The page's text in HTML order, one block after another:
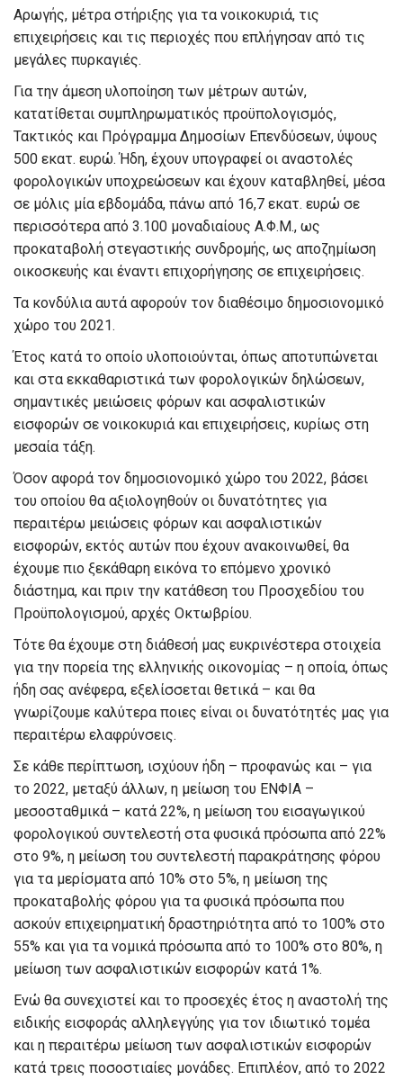
Αρωγής, μέτρα στήριξης για τα νοικοκυριά, τις
επιχειρήσεις και τις περιοχές που επλήγησαν από τις
μεγάλες πυρκαγιές.
Για την άμεση υλοποίηση των μέτρων αυτών,
κατατίθεται συμπληρωματικός προϋπολογισμός,
Τακτικός και Πρόγραμμα Δημοσίων Επενδύσεων, ύψους
500 εκατ. ευρώ. Ήδη, έχουν υπογραφεί οι αναστολές
φορολογικών υποχρεώσεων και έχουν καταβληθεί, μέσα
σε μόλις μία εβδομάδα, πάνω από 16,7 εκατ. ευρώ σε
περισσότερα από 3.100 μοναδιαίους Α.Φ.Μ., ως
προκαταβολή στεγαστικής συνδρομής, ως αποζημίωση
οικοσκευής και έναντι επιχορήγησης σε επιχειρήσεις.
Τα κονδύλια αυτά αφορούν τον διαθέσιμο δημοσιονομικό
χώρο του 2021.
Έτος κατά το οποίο υλοποιούνται, όπως αποτυπώνεται
και στα εκκαθαριστικά των φορολογικών δηλώσεων,
σημαντικές μειώσεις φόρων και ασφαλιστικών
εισφορών σε νοικοκυριά και επιχειρήσεις, κυρίως στη
μεσαία τάξη.
Όσον αφορά τον δημοσιονομικό χώρο του 2022, βάσει
του οποίου θα αξιολογηθούν οι δυνατότητες για
περαιτέρω μειώσεις φόρων και ασφαλιστικών
εισφορών, εκτός αυτών που έχουν ανακοινωθεί, θα
έχουμε πιο ξεκάθαρη εικόνα το επόμενο χρονικό
διάστημα, και πριν την κατάθεση του Προσχεδίου του
Προϋπολογισμού, αρχές Οκτωβρίου.
Τότε θα έχουμε στη διάθεσή μας ευκρινέστερα στοιχεία
για την πορεία της ελληνικής οικονομίας – η οποία, όπως
ήδη σας ανέφερα, εξελίσσεται θετικά – και θα
γνωρίζουμε καλύτερα ποιες είναι οι δυνατότητές μας για
περαιτέρω ελαφρύνσεις.
Σε κάθε περίπτωση, ισχύουν ήδη – προφανώς και – για
το 2022, μεταξύ άλλων, η μείωση του ΕΝΦΙΑ –
μεσοσταθμικά – κατά 22%, η μείωση του εισαγωγικού
φορολογικού συντελεστή στα φυσικά πρόσωπα από 22%
στο 9%, η μείωση του συντελεστή παρακράτησης φόρου
για τα μερίσματα από 10% στο 5%, η μείωση της
προκαταβολής φόρου για τα φυσικά πρόσωπα που
ασκούν επιχειρηματική δραστηριότητα από το 100% στο
55% και για τα νομικά πρόσωπα από το 100% στο 80%, η
μείωση των ασφαλιστικών εισφορών κατά 1%.
Ενώ θα συνεχιστεί και το προσεχές έτος η αναστολή της
ειδικής εισφοράς αλληλεγγύης για τον ιδιωτικό τομέα
και η περαιτέρω μείωση των ασφαλιστικών εισφορών
κατά τρεις ποσοστιαίες μονάδες. Επιπλέον, από το 2022